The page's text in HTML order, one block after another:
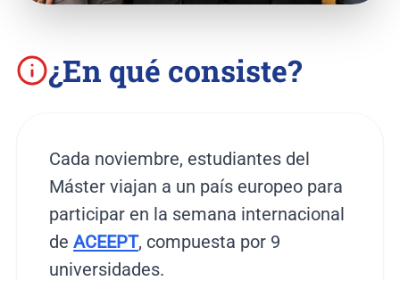
¿En qué consiste?
Cada noviembre, estudiantes del
Máster viajan a un país europeo para
participar en la semana internacional
de ACEEPT, compuesta por 9
universidades.